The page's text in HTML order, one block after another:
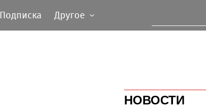
Подписка Другое
НОВОСТИ